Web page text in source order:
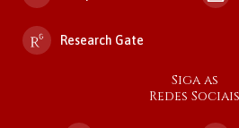
Research Gate
Siga as
Redes Sociais